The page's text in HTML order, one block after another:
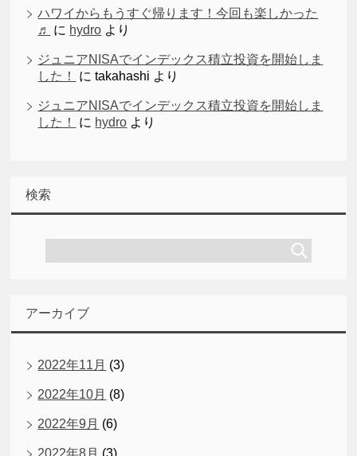
ハワイからもうすぐ帰ります！今回も楽しかった
♬
に hydro より
ジュニアNISAでインデックス積立投資を開始しま
した！
にtakahashi より
ジュニアNISAでインデックス積立投資を開始しま
した！
に hydro より
検索
アーカイブ
2022年11月 (3)
2022年10月 (8)
2022年9月 (6)
2022年8月 (3)